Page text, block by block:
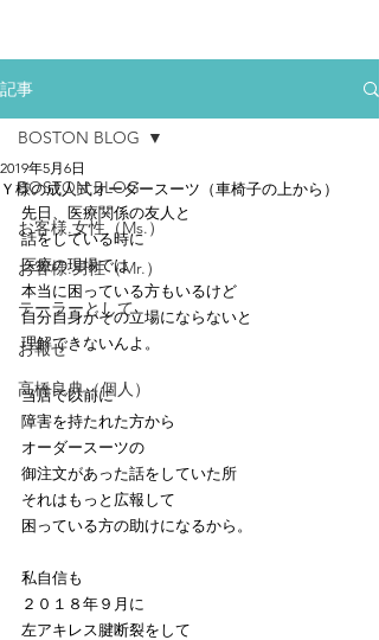
記事
BOSTON BLOG
お客様.女性（Ms.）
お客様.男性（Mr.）
テーラーとして
お報せ
高橋良典（個人）
BOSTON BLOG
Ｙ様の成人式オーダースーツ（車椅子の上から）
2019年5月6日
先日、医療関係の友人と
話をしている時に
医療の現場では
本当に困っている方もいるけど
自分自身がその立場にならないと
理解できないんよ。
当店で以前に
障害を持たれた方から
オーダースーツの
御注文があった話をしていた所
それはもっと広報して
困っている方の助けになるから。
私自信も
２０１８年９月に
左アキレス腱断裂をして